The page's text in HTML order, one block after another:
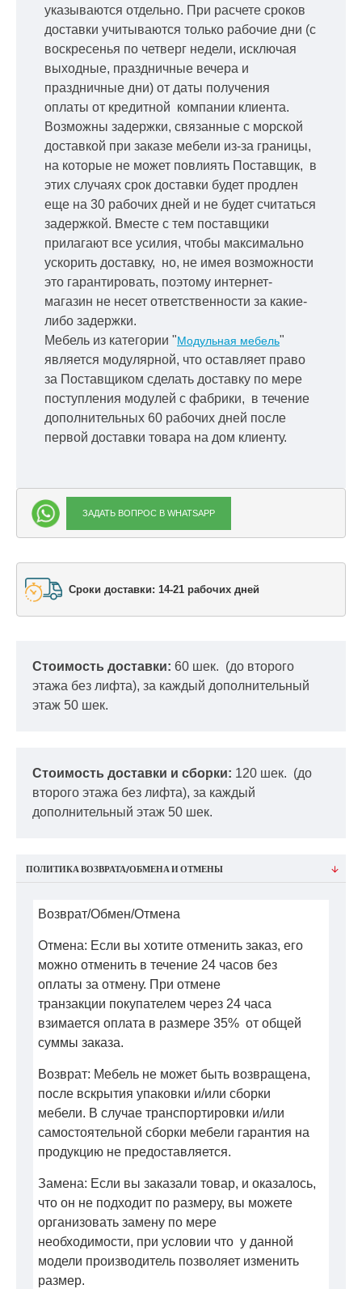
указываются отдельно. При расчете сроков
доставки учитываются только рабочие дни (с
воскресенья по четверг недели, исключая
выходные, праздничные вечера и
праздничные дни) от даты получения
оплаты от кредитной компании клиента.
Возможны задержки, связанные с морской
доставкой при заказе мебели из-за границы,
на которые не может повлиять Поставщик, в
этих случаях срок доставки будет продлен
еще на 30 рабочих дней и не будет считаться
задержкой. Вместе с тем поставщики
прилагают все усилия, чтобы максимально
ускорить доставку, но, не имея возможности
это гарантировать, поэтому интернет-
магазин не несет ответственности за какие-
либо задержки.
Мебель из категории "Модульная мебель"
является модулярной, что оставляет право
за Поставщиком сделать доставку по мере
поступления модулей с фабрики, в течение
дополнительных 60 рабочих дней после
первой доставки товара на дом клиенту.
ЗАДАТЬ ВОПРОС В WHATSAPP
Сроки доставки: 14-21 рабочих дней
Стоимость доставки: 60 шек. (до второго
этажа без лифта), за каждый дополнительный
этаж 50 шек.
Стоимость доставки и сборки: 120 шек. (до
второго этажа без лифта), за каждый
дополнительный этаж 50 шек.
ПОЛИТИКА ВОЗВРАТА/ОБМЕНА И ОТМЕНЫ
Возврат/Обмен/Отмена
Отмена: Если вы хотите отменить заказ, его
можно отменить в течение 24 часов без
оплаты за отмену. При отмене
транзакции покупателем через 24 часа
взимается оплата в размере 35% от общей
суммы заказа.
Возврат: Мебель не может быть возвращена,
после вскрытия упаковки и/или сборки
мебели. В случае транспортировки и/или
самостоятельной сборки мебели гарантия на
продукцию не предоставляется.
Замена: Если вы заказали товар, и оказалось,
что он не подходит по размеру, вы можете
организовать замену по мере
необходимости, при условии что у данной
модели производитель позволяет изменить
размер.